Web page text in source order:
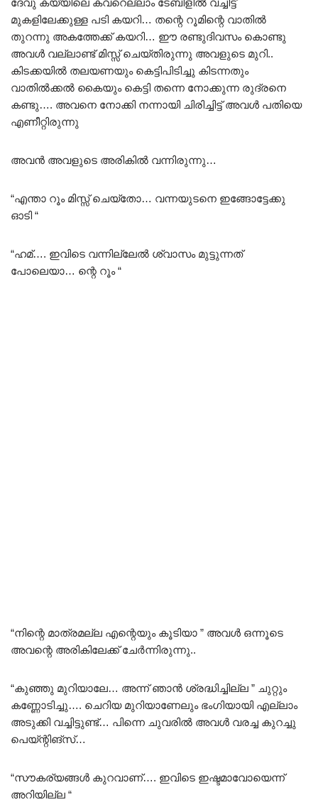
ദേവു കയ്യിലെ കവറെല്ലാം ടേബിളിൽ വച്ചിട്ട്
മുകളിലേക്കുള്ള പടി കയറി… തന്റെ റൂമിന്റെ വാതിൽ
തുറന്നു അകത്തേക്ക് കയറി… ഈ രണ്ടുദിവസം കൊണ്ടു
അവൾ വല്ലാണ്ട് മിസ്സ്‌ ചെയ്തിരുന്നു അവളുടെ മുറി..
കിടക്കയിൽ തലയണയും കെട്ടിപിടിച്ചു കിടന്നതും
വാതിൽക്കൽ കൈയും കെട്ടി തന്നെ നോക്കുന്ന രുദ്രനെ
കണ്ടു…. അവനെ നോക്കി നന്നായി ചിരിച്ചിട്ട് അവൾ പതിയെ
എണീറ്റിരുന്നു
അവൻ അവളുടെ അരികിൽ വന്നിരുന്നു…
“എന്താ റൂം മിസ്സ്‌ ചെയ്‌തോ… വന്നയുടനെ ഇങ്ങോട്ടേക്കു
ഓടി “
“ഹമ്…. ഇവിടെ വന്നില്ലേൽ ശ്വാസം മുട്ടുന്നത്
പോലെയാ… ന്റെ റൂം “
“നിന്റെ മാത്രമല്ല എന്റെയും കൂടിയാ ” അവൾ ഒന്നൂടെ
അവന്റെ അരികിലേക്ക് ചേർന്നിരുന്നു..
“കുഞ്ഞു മുറിയാലേ… അന്ന് ഞാൻ ശ്രദ്ധിച്ചില്ല ” ചുറ്റും
കണ്ണോടിച്ചു…. ചെറിയ മുറിയാണേലും ഭംഗിയായി എല്ലാം
അടുക്കി വച്ചിട്ടുണ്ട്… പിന്നെ ചുവരിൽ അവൾ വരച്ച കുറച്ചു
പെയ്ന്റിങ്‌സ്…
“സൗകര്യങ്ങൾ കുറവാണ്…. ഇവിടെ ഇഷ്ടമാവോയെന്ന്
അറിയില്ല “